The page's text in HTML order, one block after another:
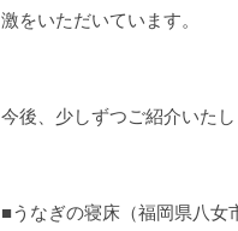
激をいただいています。
今後、少しずつご紹介いた
■うなぎの寝床（福岡県八女